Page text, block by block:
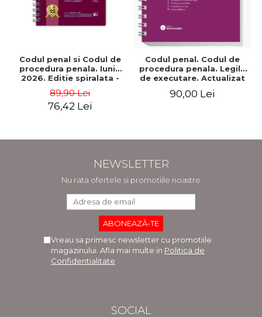
Codul penal si Codul de
procedura penala. Iunie
2026. Editie spiralata -
dr. Dan Lupascu
89,90 Lei
76,42 Lei
Codul penal. Codul de
procedura penala. Legile
de executare. Actualizat
Ioan-Paul Chis, Victor
90,00 Lei
NEWSLETTER
Nu rata ofertele și promoțiile noastre
Vreau sa primesc newsletter cu promotiile
magazinului. Afla mai multe in Politica de
Confidentialitate
SOCIAL